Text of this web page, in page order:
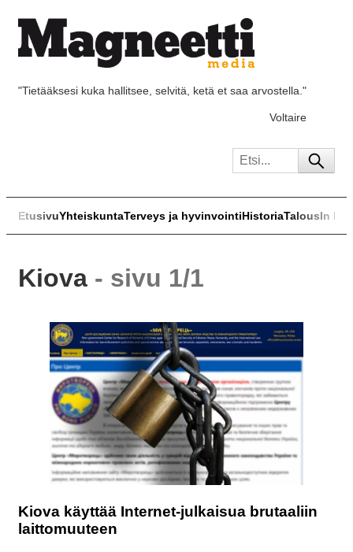
"Tietääksesi kuka hallitsee, selvitä, ketä et saa arvostella."
Voltaire
EtusivuYhteiskuntaTerveys ja hyvinvointiHistoriaTalousIn
Kiova - sivu 1/1
Kiova käyttää Internet-julkaisua brutaaliin
laittomuuteen